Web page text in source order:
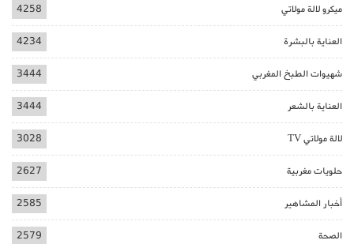
ميكرو لالة مولاتي 4258
العناية بالبشرة 4234
شهيوات الطبخ المغربي 3444
العناية بالشعر 3444
لالة مولاتي TV 3028
حلويات مغربية 2627
أخبار المشاهير 2585
الصحة 2579